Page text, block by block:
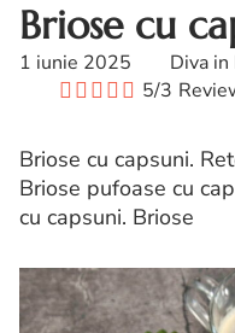
Briose cu
1 iunie 2025
Diva in
5/3
Briose cu capsuni.
Briose pufoase cu
cu capsuni. Briose